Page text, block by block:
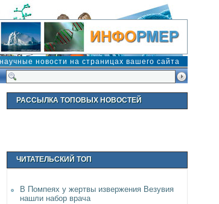
новости на страницах вашего сайта
РАССЫЛКА ТОПОВЫХ НОВОСТЕЙ
ЧИТАТЕЛЬСКИЙ ТОП
В Помпеях у жертвы извержения Везувия
нашли набор врача